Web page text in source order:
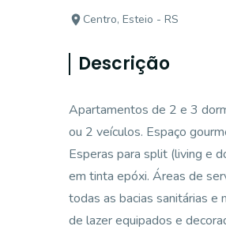
Centro, Esteio - RS
Descrição
Apartamentos de 2 e 3
ou 2 veículos. Espaço
Esperas para split (living e
em tinta epóxi. Áreas de
todas as bacias sanitárias e
de lazer equipados e